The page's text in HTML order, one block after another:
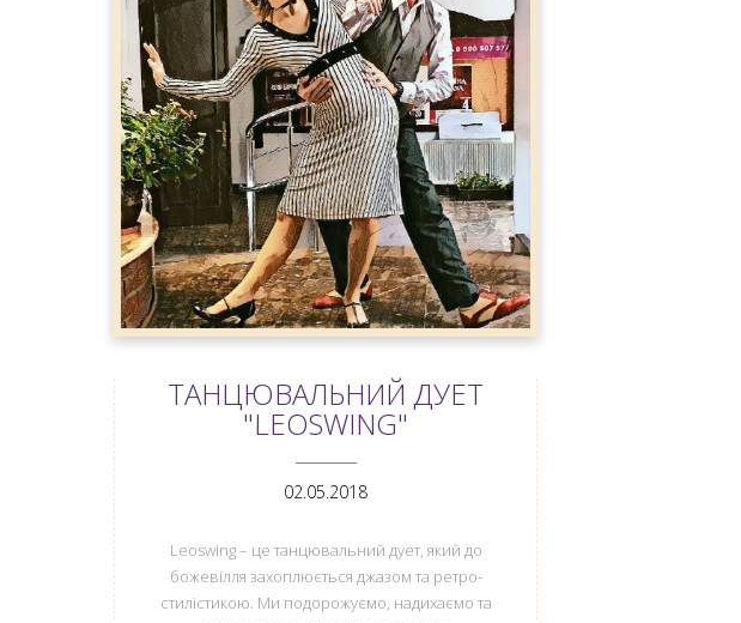
ТАНЦЮВАЛЬНИЙ ДУЕТ
"LEOSWING"
02.05.2018
Leoswing – це танцювальний дует, який до
божевілля захоплюється джазом та ретро-
стилістикою. Ми подорожуємо, надихаємо та